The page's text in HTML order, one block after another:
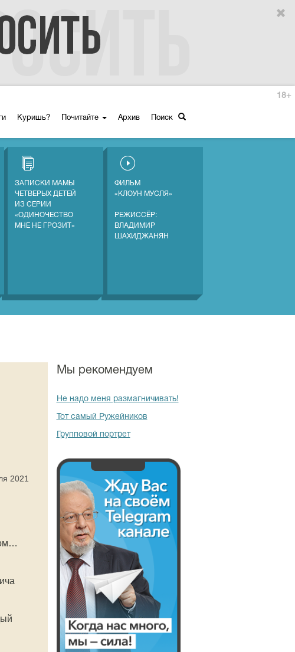
Куришь? Почитайте Архив Поиск
18+
ЗАПИСКИ МАМЫ
ЧЕТВЕРЫХ ДЕТЕЙ
ИЗ СЕРИИ
«ОДИНОЧЕСТВО
МНЕ НЕ ГРОЗИТ»
ФИЛЬМ
«КЛОУН МУСЛЯ»
РЕЖИССЁР:
ВЛАДИМИР
ШАХИДЖАНЯН
2021
Мы рекомендуем
Не надо меня размагничивать!
Тот самый Ружейников
Групповой портрет